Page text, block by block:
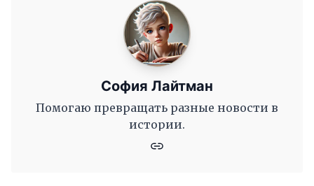
София Лайтман
Помогаю превращать разные новости в
истории.